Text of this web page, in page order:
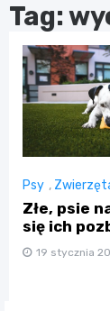
Tag:
Psy ,
Złe, psie
się ich
19 stycznia